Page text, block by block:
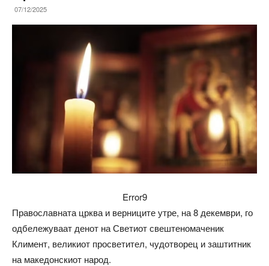
07/12/2025
Error9
Православната црква и верниците утре, на 8 декември, го
одбележуваат денот на Светиот свештеномаченик
Климент, великиот просветител, чудотворец и заштитник
на македонскиот народ.